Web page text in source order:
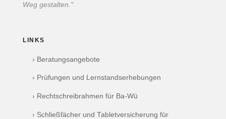
Weg gestalten."
LINKS
› Beratungsangebote
› Prüfungen und Lernstandserhebungen
› Rechtschreibrahmen für Ba-Wü
› Schließfächer und Tabletversicherung für